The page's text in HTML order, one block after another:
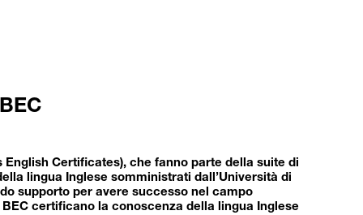
English Certificates), che fanno parte della suite di
lingua Inglese somministrati dall’Università di
supporto per avere successo nel campo
certificano la conoscenza della lingua Inglese